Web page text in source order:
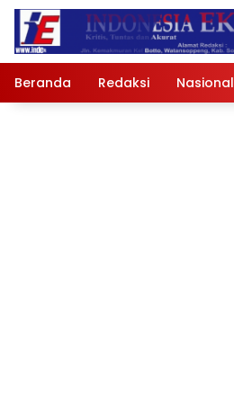
Langsung
konten
Beranda Redaksi Nasional